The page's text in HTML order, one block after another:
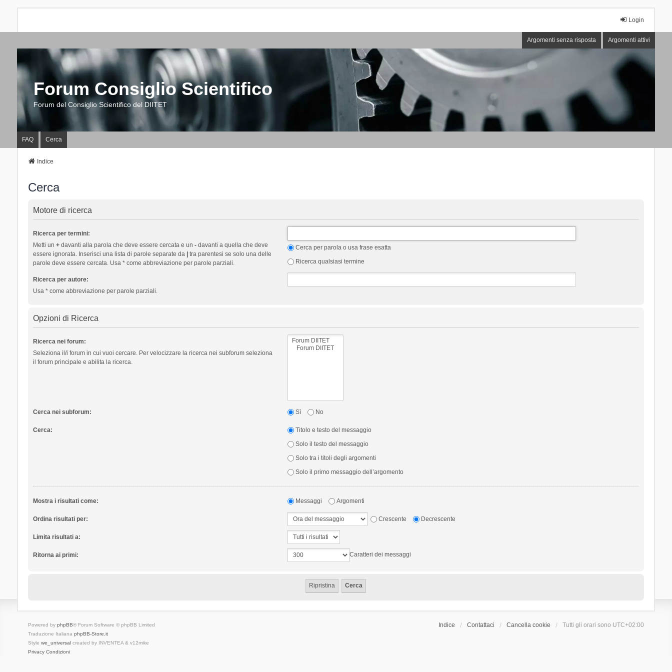
Login
Argomenti senza risposta Argomenti attivi
Forum Consiglio Scientifico
Forum del Consiglio Scientifico del DIITET
FAQ Cerca
Indice
Cerca
Motore di ricerca
Ricerca per termini:
Metti un +davanti alla parola che deve essere cercata e un -davanti a quella che deve
essere ignorata. Inserisci una lista di parole separate da |tra parentesi se solo una delle
parole deve essere cercata. Usa * come abbreviazione per parole parziali.
Cerca per parola o usa frase esatta
Ricerca qualsiasi termine
Ricerca per autore:
Usa * come abbreviazione per parole parziali.
Opzioni di Ricerca
Ricerca nei forum:
Seleziona il/i forum in cui vuoi cercare. Per velocizzare la ricerca nei subforum seleziona
il forum principale e abilita la ricerca.
Cerca nei subforum: Sì No
Cerca:
Titolo e testo del messaggio
Solo il testo del messaggio
Solo tra i titoli degli argomenti
Solo il primo messaggio dell’argomento
Mostra i risultati come: Messaggi Argomenti
Ordina risultati per: Crescente Decrescente
Limita risultati a:
Ritorna ai primi: Caratteri dei messaggi
Indice Contattaci Cancella cookie Tutti gli orari sono UTC+02:00
Powered by phpBB® Forum Software © phpBB Limited
Traduzione Italiana phpBB-Store.it
Style we_universalcreated by INVENTEA & v12mike
Privacy Condizioni